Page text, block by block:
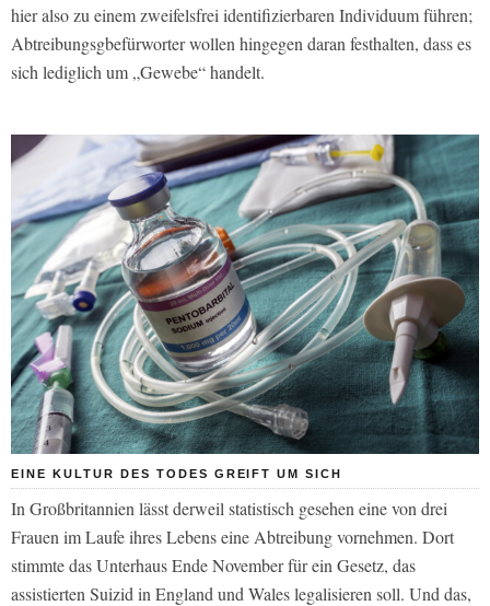
hier also zu einem zweifelsfrei identifizierbaren Individuum führen;
Abtreibungsgbefürworter wollen hingegen daran festhalten, dass es
sich lediglich um „Gewebe“ handelt.
EINE KULTUR DES TODES GREIFT UM SICH
In Großbritannien lässt derweil statistisch gesehen eine von drei
Frauen im Laufe ihres Lebens eine Abtreibung vornehmen. Dort
stimmte das Unterhaus Ende November für ein Gesetz, das
assistierten Suizid in England und Wales legalisieren soll. Und das,